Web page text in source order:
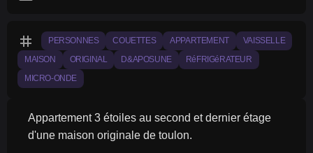
tag PERSONNES COUETTES APPARTEMENT VAISSELLE
MAISON ORIGINAL D&APOSUNE RéFRIGéRATEUR
MICRO-ONDE
Appartement 3 étoiles au second et dernier étage
d'une maison originale de toulon.